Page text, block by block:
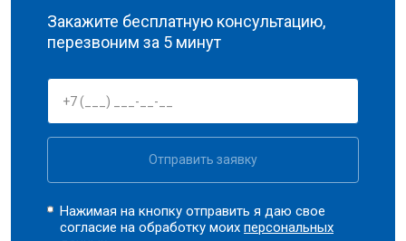
Закажите бесплатную консультацию,
перезвоним за 5 минут
Отправить заявку
Нажимая на кнопку отправить я даю свое
согласие на обработку моихперсональных